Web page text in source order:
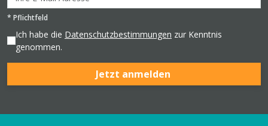
* Pflichtfeld
Ich habe die Datenschutzbestimmungen zur Kenntnis
genommen.
Jetzt anmelden